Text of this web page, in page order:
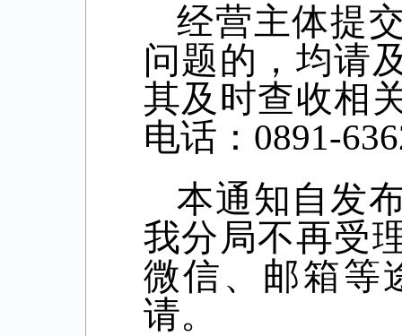
经营主体提
问题的，均请
其及时查收相
电话： 0891-
本通知自发
我分局不再受
微信、邮箱等
请。